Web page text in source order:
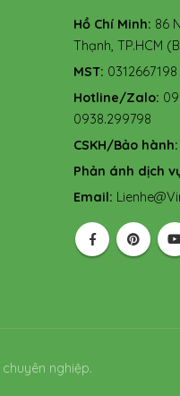
Hồ Chí Minh: 86
Thạnh, TP.HCM
MST: 0312667198
Hotline/Zalo:
0938.299798
CSKH/Bảo hành:
Phản ánh dịch
Email:
nghiệp.